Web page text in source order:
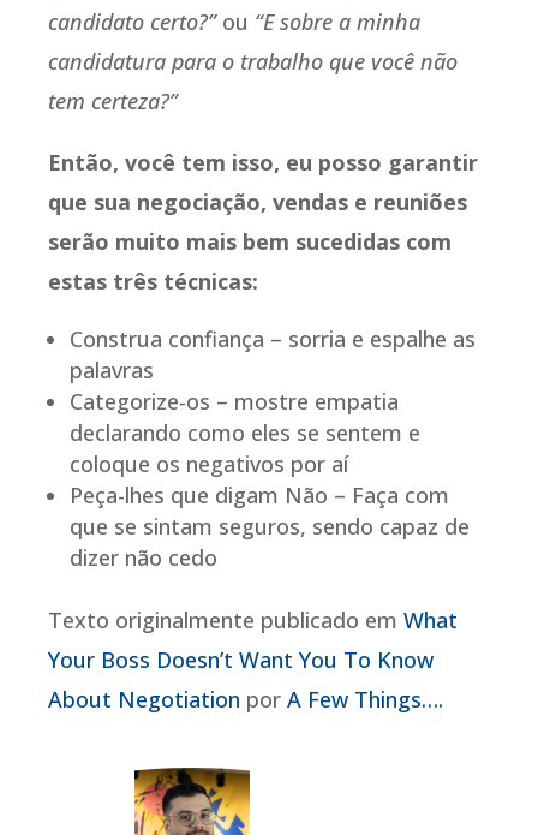
candidato certo?” ou “E sobre a minha
candidatura para o trabalho que você não
tem certeza?”
Então, você tem isso, eu posso garantir
que sua negociação, vendas e reuniões
serão muito mais bem sucedidas com
estas três técnicas:
Construa confiança – sorria e espalhe as
palavras
Categorize-os – mostre empatia
declarando como eles se sentem e
coloque os negativos por aí
Peça-lhes que digam Não – Faça com
que se sintam seguros, sendo capaz de
dizer não cedo
Texto originalmente publicado em What
Your Boss Doesn’t Want You To Know
About Negotiation por A Few Things….